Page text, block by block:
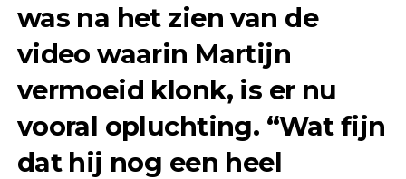
was na het zien van de
video waarin Martijn
vermoeid klonk, is er nu
vooral opluchting. “Wat fijn
dat hij nog een heel